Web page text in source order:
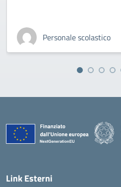
Personale scolastico
Link Esterni